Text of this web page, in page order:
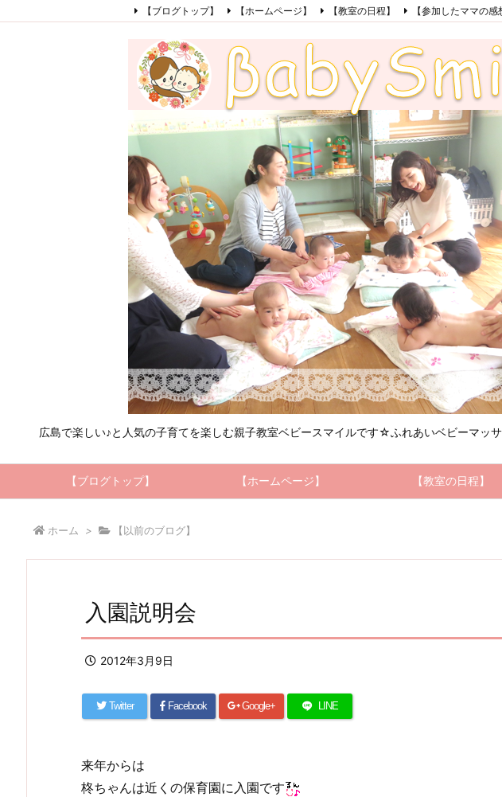
広島で楽しい♪と人気の子育てを楽しむ親子教室ベビースマイルです☆ふれあいベビーマッ
【ブログトップ】 【ホームページ】 【教室の日程】
【ブログトップ】 【ホームページ】 【教室の日程】 【参加したママの感
ホーム > 【以前のブログ】
入園説明会
2012年3月9日
Twitter Facebook Google+ LINE
来年からは
柊ちゃんは近くの保育園に入園です